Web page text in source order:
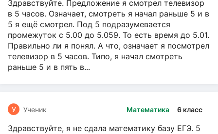
Здравствуйте. Предложение я смотрел телевизор
в 5 часов. Означает, смотреть я начал раньше 5 и в
5 я ещё смотрел. Под 5 подразумевается
промежуток с 5.00 до 5.059. То есть время до 5.01.
Правильно ли я понял. А что, означает я посмотрел
телевизор в 5 часов. Типо, я начал смотреть
раньше 5 и в пять в...
Математика 6 класс
У Ученик
Здравствуйте, я не сдала математику базу ЕГЭ. 5